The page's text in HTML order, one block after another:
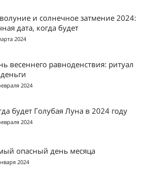
и солнечное затмение 2024:
дата, когда будет
2024
весеннего равноденствия: ритуал
2024
будет Голубая Луна в 2024 году
2024
опасный день месяца
2024